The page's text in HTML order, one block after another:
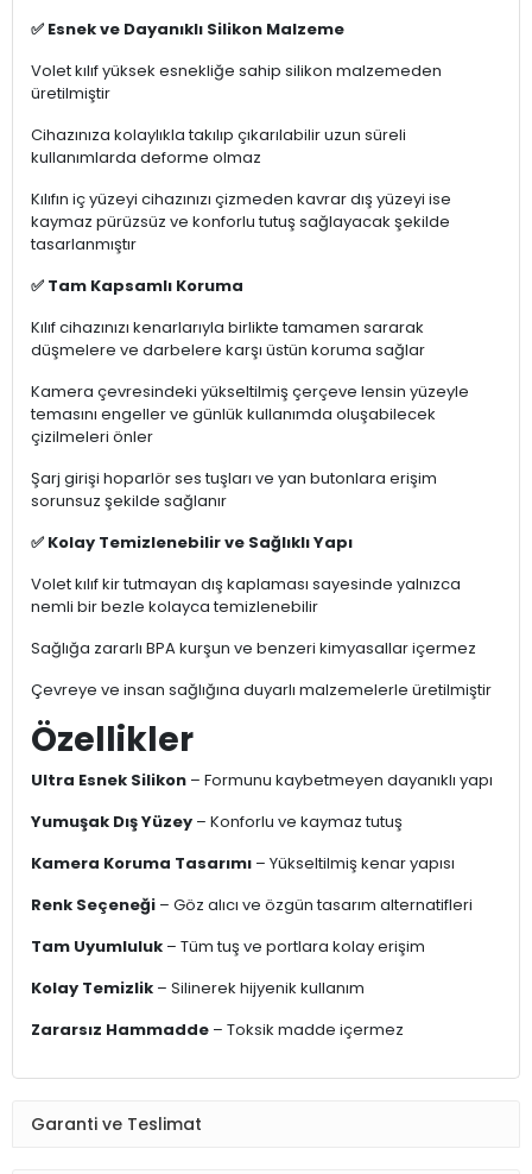
✅ Esnek ve Dayanıklı Silikon Malzeme
Volet kılıf yüksek esnekliğe sahip silikon malzemeden
üretilmiştir
Cihazınıza kolaylıkla takılıp çıkarılabilir uzun süreli
kullanımlarda deforme olmaz
Kılıfın iç yüzeyi cihazınızı çizmeden kavrar dış yüzeyi ise
kaymaz pürüzsüz ve konforlu tutuş sağlayacak şekilde
tasarlanmıştır
✅ Tam Kapsamlı Koruma
Kılıf cihazınızı kenarlarıyla birlikte tamamen sararak
düşmelere ve darbelere karşı üstün koruma sağlar
Kamera çevresindeki yükseltilmiş çerçeve lensin yüzeyle
temasını engeller ve günlük kullanımda oluşabilecek
çizilmeleri önler
Şarj girişi hoparlör ses tuşları ve yan butonlara erişim
sorunsuz şekilde sağlanır
✅ Kolay Temizlenebilir ve Sağlıklı Yapı
Volet kılıf kir tutmayan dış kaplaması sayesinde yalnızca
nemli bir bezle kolayca temizlenebilir
Sağlığa zararlı BPA kurşun ve benzeri kimyasallar içermez
Çevreye ve insan sağlığına duyarlı malzemelerle üretilmiştir
Özellikler
Ultra Esnek Silikon – Formunu kaybetmeyen dayanıklı yapı
Yumuşak Dış Yüzey – Konforlu ve kaymaz tutuş
Kamera Koruma Tasarımı – Yükseltilmiş kenar yapısı
Renk Seçeneği – Göz alıcı ve özgün tasarım alternatifleri
Tam Uyumluluk – Tüm tuş ve portlara kolay erişim
Kolay Temizlik – Silinerek hijyenik kullanım
Zararsız Hammadde – Toksik madde içermez
Garanti ve Teslimat